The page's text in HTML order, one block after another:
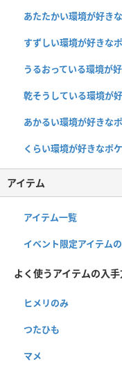
あたたかい環境が好き
すずしい環境が好きな
うるおっている環境が
乾そうしている環境が
あかるい環境が好きな
くらい環境が好きなポ
アイテム
アイテム一覧
イベント限定アイテム
よく使うアイテムの入
ヒメリのみ
つたひも
マメ